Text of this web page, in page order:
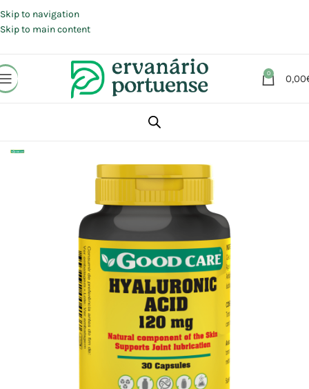
Skip to navigation
Skip to main content
0 0,00
Suplementos alimentares